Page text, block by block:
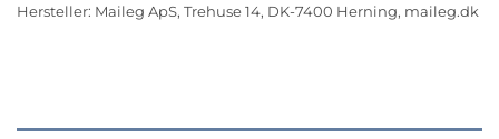
Hersteller: Maileg ApS, Trehuse 14, DK-7400 Herning, maileg.dk